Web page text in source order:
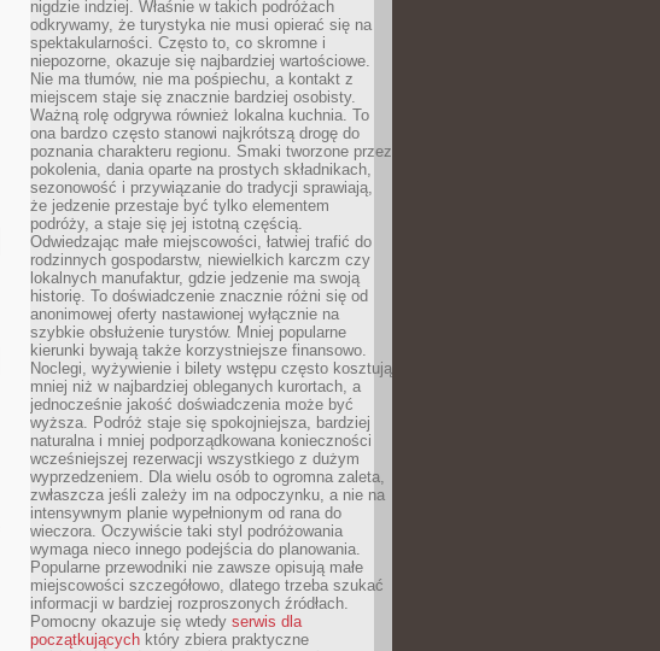
nigdzie indziej. Właśnie w takich podróżach
odkrywamy, że turystyka nie musi opierać się na
spektakularności. Często to, co skromne i
niepozorne, okazuje się najbardziej wartościowe.
Nie ma tłumów, nie ma pośpiechu, a kontakt z
miejscem staje się znacznie bardziej osobisty.
Ważną rolę odgrywa również lokalna kuchnia. To
ona bardzo często stanowi najkrótszą drogę do
poznania charakteru regionu. Smaki tworzone przez
pokolenia, dania oparte na prostych składnikach,
sezonowość i przywiązanie do tradycji sprawiają,
że jedzenie przestaje być tylko elementem
podróży, a staje się jej istotną częścią.
Odwiedzając małe miejscowości, łatwiej trafić do
rodzinnych gospodarstw, niewielkich karczm czy
lokalnych manufaktur, gdzie jedzenie ma swoją
historię. To doświadczenie znacznie różni się od
anonimowej oferty nastawionej wyłącznie na
szybkie obsłużenie turystów. Mniej popularne
kierunki bywają także korzystniejsze finansowo.
Noclegi, wyżywienie i bilety wstępu często kosztują
mniej niż w najbardziej obleganych kurortach, a
jednocześnie jakość doświadczenia może być
wyższa. Podróż staje się spokojniejsza, bardziej
naturalna i mniej podporządkowana konieczności
wcześniejszej rezerwacji wszystkiego z dużym
wyprzedzeniem. Dla wielu osób to ogromna zaleta,
zwłaszcza jeśli zależy im na odpoczynku, a nie na
intensywnym planie wypełnionym od rana do
wieczora. Oczywiście taki styl podróżowania
wymaga nieco innego podejścia do planowania.
Popularne przewodniki nie zawsze opisują małe
miejscowości szczegółowo, dlatego trzeba szukać
informacji w bardziej rozproszonych źródłach.
Pomocny okazuje się wtedy serwis dla
początkujących który zbiera praktyczne